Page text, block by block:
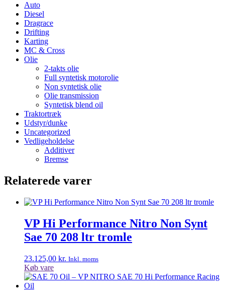
Auto
Diesel
Dragrace
Drifting
Karting
MC & Cross
Olie
2-takts olie
Full syntetisk motorolie
Non syntetisk olie
Olie transmission
Syntetisk blend oil
Traktortræk
Udstyr/dunke
Uncategorized
Vedligeholdelse
Additiver
Bremse
Relaterede varer
VP Hi Performance Nitro Non Synt
Sae 70 208 ltr tromle
23.125,00 kr. Inkl. moms
Køb vare